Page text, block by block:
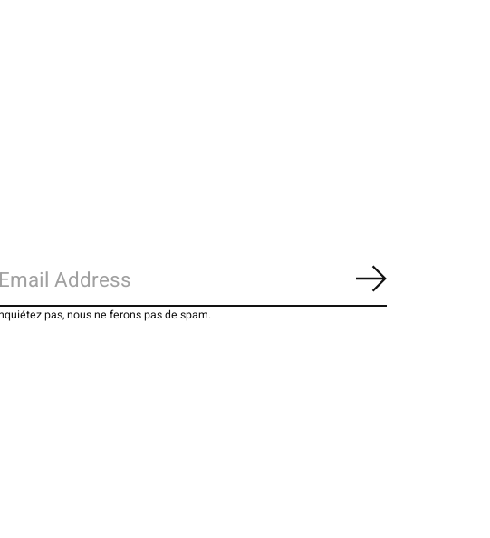
S'abonner
pas, nous ne ferons pas de spam.